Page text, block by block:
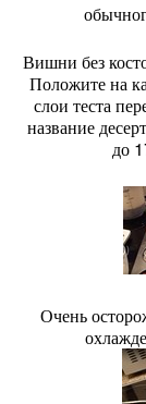
Вишни без
Положите на
слои теста
название
до
Очень